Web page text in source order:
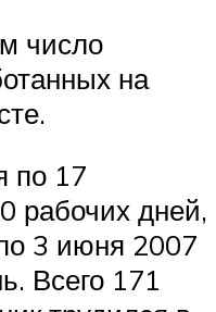
число
на
по 17
рабочих дней,
3 июня 2007
Всего 171